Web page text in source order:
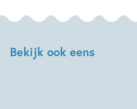
Bekijk ook eens